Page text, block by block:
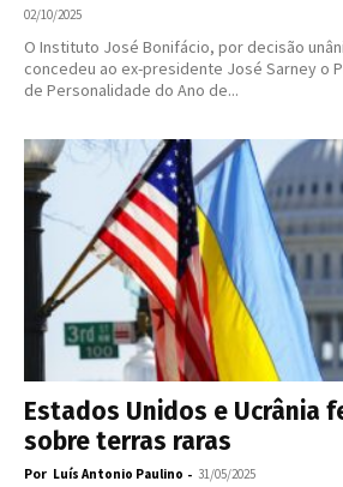
02/10/2025
O Instituto José Bonifácio, por decisão
concedeu ao ex-presidente José Sarney o
de Personalidade do Ano de...
Estados Unidos e Ucrânia
sobre terras raras
Por Luís Antonio Paulino - 31/05/2025